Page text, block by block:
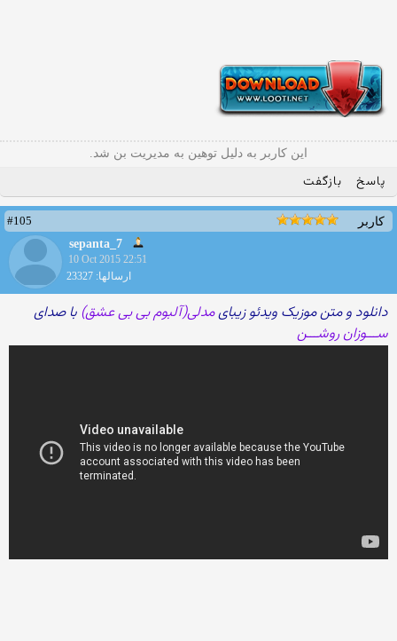
این کاربر به دلیل توهین به مدیریت بن شد.
پاسخ بازگفت
کاربر
#105
sepanta_7
10 Oct 2015 22:51
ارسالها: 23327
دانلود و متن موزیک ویدئو زیبایمدلی(آلبوم بی بی عشق) با صدای
ســـوزان روشـــن